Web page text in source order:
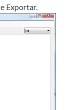
Exportar.